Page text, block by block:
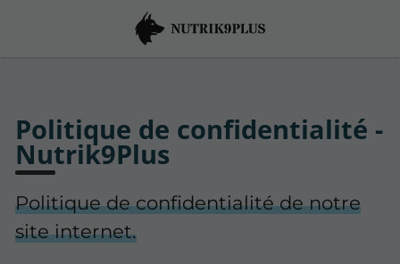
Politique de confidentialité -
Nutrik9Plus
Politique de confidentialité de notre
site internet.